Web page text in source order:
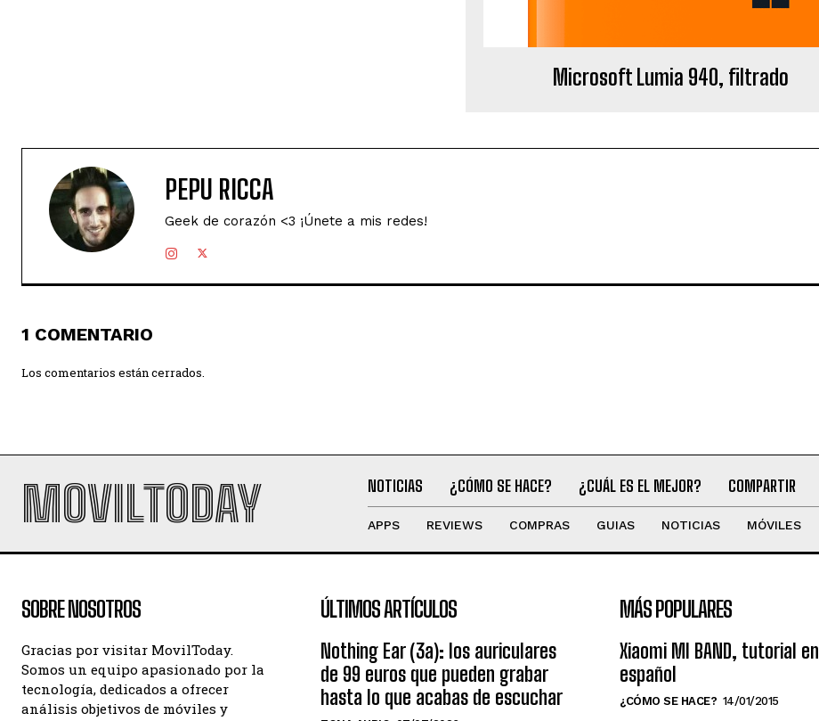
Microsoft Lumia 940, filtrado
PEPU RICCA
Geek de corazón <3 ¡Únete a mis redes!
1 COMENTARIO
Los comentarios están cerrados.
MOVILTODAY NOTICIAS ¿CÓMO SE HACE? ¿CUÁL ES EL MEJOR? COMPARTIR
APPS REVIEWS COMPRAS GUIAS NOTICIAS MÓVILES
SOBRE NOSOTROS
Gracias por visitar MovilToday.
Somos un equipo apasionado por la
tecnología, dedicados a ofrecer
análisis objetivos de móviles y
ÚLTIMOS ARTÍCULOS
Nothing Ear (3a): los auriculares
de 99 euros que pueden grabar
hasta lo que acabas de escuchar
MÁS POPULARES
Xiaomi MI BAND, tutorial en
español
¿CÓMO SE HACE? 14/01/2015